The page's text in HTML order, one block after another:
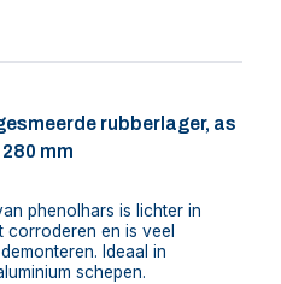
rubberlager, as
mm
phenolhars is lichter in
corroderen en is veel
Ideaal in
schepen.